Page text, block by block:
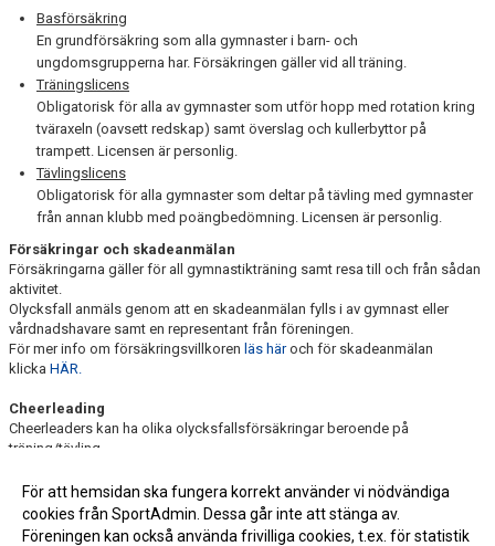
Basförsäkring
En grundförsäkring som alla gymnaster i barn- och
ungdomsgrupperna har. Försäkringen gäller vid all träning.
Träningslicens
Obligatorisk för alla av gymnaster som utför hopp med rotation kring
tväraxeln (oavsett redskap) samt överslag och kullerbyttor på
trampett. Licensen är personlig.
Tävlingslicens
Obligatorisk för alla gymnaster som deltar på tävling med gymnaster
från annan klubb med poängbedömning. Licensen är personlig.
Försäkringar och skadeanmälan
Försäkringarna gäller för all gymnastikträning samt resa till och från sådan
aktivitet.
Olycksfall anmäls genom att en skadeanmälan fylls i av gymnast eller
vårdnadshavare samt en representant från föreningen.
För mer info om försäkringsvillkoren läs häroch för skadeanmälan
klicka HÄR.
Cheerleading
Cheerleaders kan ha olika olycksfallsförsäkringar beroende på
träning/tävling.
Läs mer här:Licens och föreningstillhörighet - Svenska
Cheerleadingförbundet
För att hemsidan ska fungera korrekt använder vi nödvändiga
cookies från SportAdmin. Dessa går inte att stänga av.
Föreningen kan också använda frivilliga cookies, t.ex. för statistik